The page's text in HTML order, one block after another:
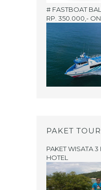
# FASTBOAT
RP. 350.000,-
PAKET
PAKET WISATA
HOTEL